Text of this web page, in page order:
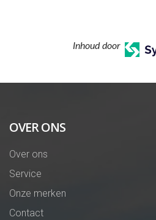
Inhoud door
OVER ONS
Over ons
Service
Onze merken
Contact